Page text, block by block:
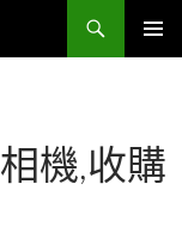
機,收購